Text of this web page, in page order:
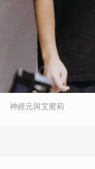
神經元與艾蜜莉